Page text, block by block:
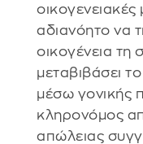
οικογενειακές
αδιανόητο να
οικογένεια τη
μεταβιβάσει
μέσω γονικής
κληρονόμος
απώλειας